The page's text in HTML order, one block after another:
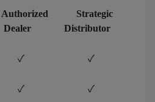
Dealer
Strategic
Distributor
✓ ✓
✓ ✓